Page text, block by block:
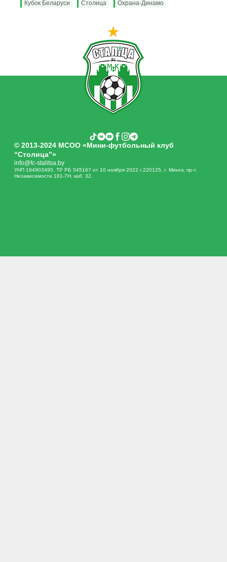
Кубок Беларуси Столица Охрана-Динамо
© 2013-2024 МСОО «Мини-футбольный клуб
“Столица”»
info@fc-stalitsa.by
УНП 194903495. ТР РБ 545167 от 10 ноября 2022 г.220125, г. Минск, пр-т.
Независимости 181-7Н, каб. 32.